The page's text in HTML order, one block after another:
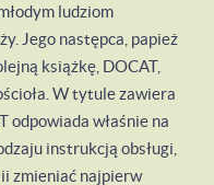
ludziom
Jego następca, papież
książkę, DOCAT,
W tytule zawiera
odpowiada właśnie na
instrukcją obsługi,
zmieniać najpierw